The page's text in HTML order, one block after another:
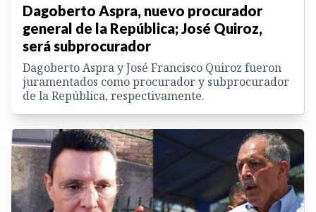
Dagoberto Aspra, nuevo procurador
general de la República; José Quiroz,
será subprocurador
Dagoberto Aspra y José Francisco Quiroz fueron
juramentados como procurador y subprocurador
de la República, respectivamente.